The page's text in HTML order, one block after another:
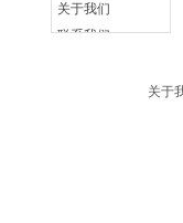
关于我们
联系我们
关于